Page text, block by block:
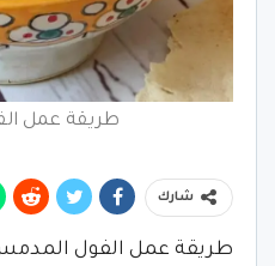
طريقة عمل
شارك
طريقة عمل الفول